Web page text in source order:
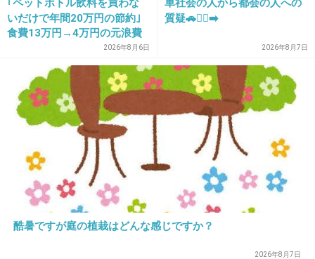
38. 匿名2026/06/03(水) 14:55:29
少ない人こそセルフレジ
これ以外の回答があるのだろうか
+55 -2
39. 匿名2026/06/03(水) 14:55:44
「順番ですから」じゃ通用しないんか
+37
いだけで年間20万円の節約｣
食費13万円→4万円の元浪費
主婦が買うのをやめた食品5
2026年8月6日
質疑🚗🏃‍♀️‍➡️
2026年8月7日
酷暑ですが庭の植栽はどんな感じですか？
2026年8月7日